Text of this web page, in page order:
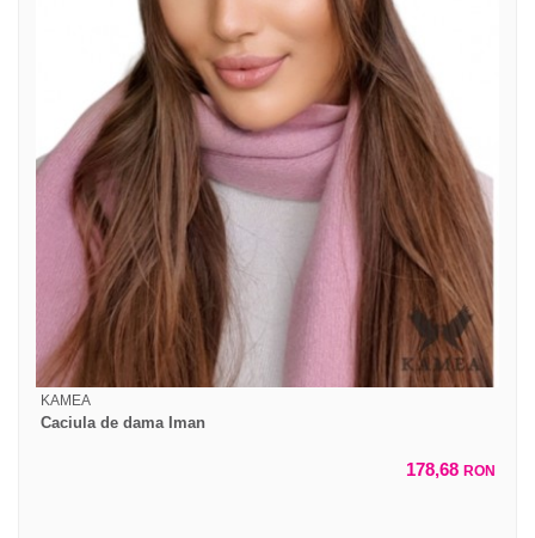
KAMEA
Caciula de dama Iman
178,68 RON